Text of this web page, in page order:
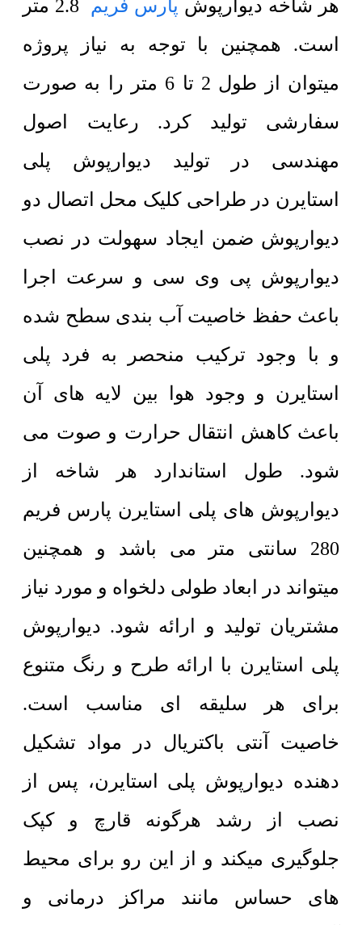
هر شاخه دیوارپوش پارس فریم
2.8 متر
است. همچنین با توجه به نیاز پروژه
میتوان از طول 2 تا 6 متر را به صورت
سفارشی تولید کرد. رعایت اصول
مهندسی در تولید دیوارپوش پلی
استایرن در طراحی کلیک محل اتصال دو
دیوارپوش ضمن ایجاد سهولت در نصب
دیوارپوش پی وی سی و سرعت اجرا
باعث حفظ خاصیت آب بندی سطح شده
و با وجود ترکیب منحصر به فرد پلی
استایرن و وجود هوا بین لایه های آن
باعث کاهش انتقال حرارت و صوت می
شود. طول استاندارد هر شاخه از
دیوارپوش های پلی استایرن پارس فریم
280 سانتی متر می باشد و همچنین
میتواند در ابعاد طولی دلخواه و مورد نیاز
مشتریان تولید و ارائه شود. دیوارپوش
پلی استایرن با ارائه طرح و رنگ متنوع
برای هر سلیقه ای مناسب است.
خاصیت آنتی باکتریال در مواد تشکیل
دهنده دیوارپوش پلی استایرن، پس از
نصب از رشد هرگونه قارچ و کپک
جلوگیری میکند و از این رو برای محیط
های حساس مانند مراکز درمانی و